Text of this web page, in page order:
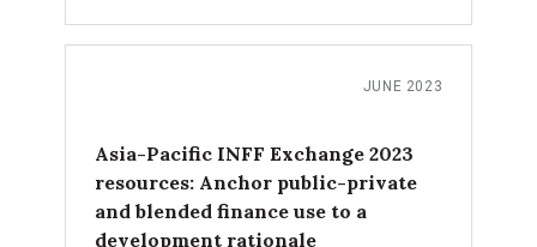
JUNE 2023
Asia-Pacific INFF Exchange 2023
resources: Anchor public-private
and blended finance use to a
development rationale